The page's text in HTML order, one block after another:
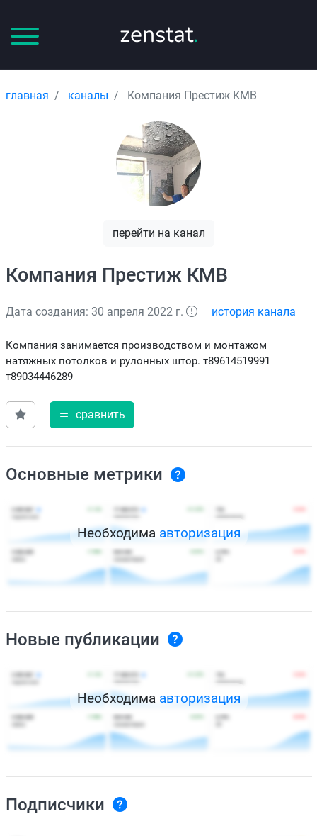
zenstat.
главная каналы Компания Престиж КМВ
перейти на канал
Компания Престиж КМВ
Дата создания: 30 апреля 2022 г. история канала
Компания занимается производством и монтажом
натяжных потолков и рулонных штор. т89614519991
т89034446289
сравнить
Основные метрики
Необходима авторизация
Новые публикации
Необходима авторизация
Подписчики